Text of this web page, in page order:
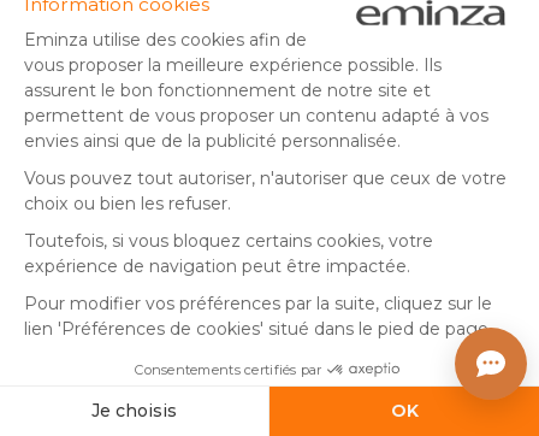
By Eminza
+7
Drap housse percale de
24 ,
By Eminza
+10
Taie d'oreiller rectangulaire
percale de coton (50 x 70
cm) Cali Rose pêche
En stock 2)
7,